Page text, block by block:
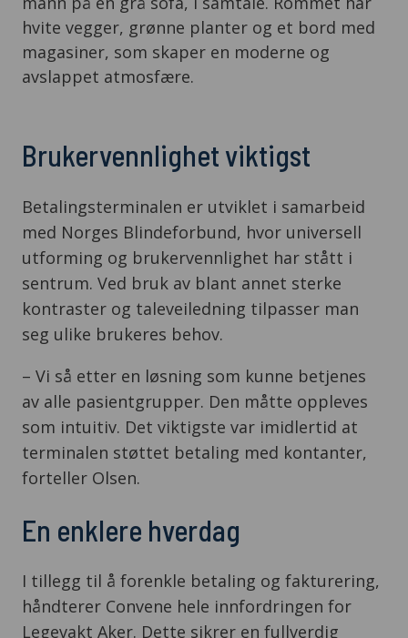
Brukervennlighet viktigst
Betalingsterminalen er utviklet i samarbeid
med Norges Blindeforbund, hvor universell
utforming og brukervennlighet har stått i
sentrum. Ved bruk av blant annet sterke
kontraster og taleveiledning tilpasser man
seg ulike brukeres behov.
– Vi så etter en løsning som kunne betjenes
av alle pasientgrupper. Den måtte oppleves
som intuitiv. Det viktigste var imidlertid at
terminalen støttet betaling med kontanter,
forteller Olsen.
En enklere hverdag
I tillegg til å forenkle betaling og fakturering,
håndterer Convene hele innfordringen for
Legevakt Aker. Dette sikrer en fullverdig